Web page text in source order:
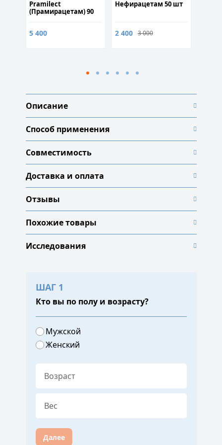
Pramilect
(Прамирацетам) 90
5 400
Нефирацетам 50 шт
2 400 3 000
Описание
Способ применения
Совместимость
Доставка и оплата
Отзывы
Похожие товары
Исследования
ШАГ 1
Кто вы по полу и возрасту?
Мужской
Женский
Далее